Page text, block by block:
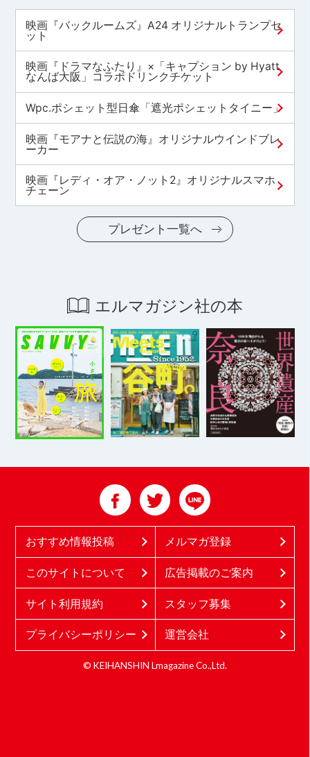
映画『バックルームズ』A24 オリジナルトランプセ
ット
映画『ドラマなふたり』×「キャプション by Hyatt
なんば大阪」コラボドリンクチケット
Wpc.ポシェット型日傘「遮光ポシェットタイニー」
映画『モアナと伝説の海』オリジナルウインドブレ
ーカー
映画『レディ・オア・ノット2』オリジナルスマホ
チェーン
プレゼント一覧へ
エルマガジン社の本
おすすめ情報投稿 メルマガ登録
このサイトについて 広告掲載のご案内
サイト利用規約 スタッフ募集
プライバシーポリシー 運営会社
© KEIHANSHIN Lmagazine Co.,Ltd.